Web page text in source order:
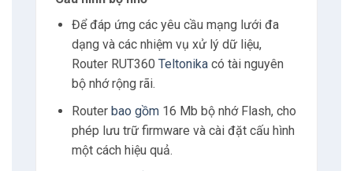
Để đáp ứng các yêu cầu mạng lưới đa
dạng và các nhiệm vụ xử lý dữ liệu,
Router RUT360 Teltonikacó tài nguyên
bộ nhớ rộng rãi.
Router bao gồm16 Mb bộ nhớ Flash, cho
phép lưu trữ firmware và cài đặt cấu hình
một cách hiệu quả.